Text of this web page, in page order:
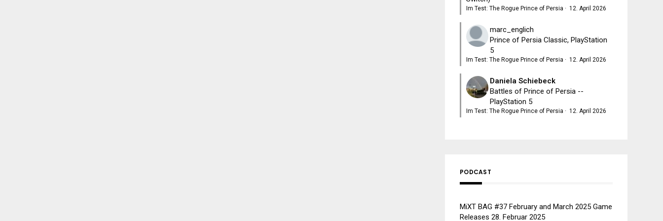
Im Test: The Rogue Prince of Persia · 12. April 2026
marc_englich
Prince of Persia Classic, PlayStation
5
Im Test: The Rogue Prince of Persia · 12. April 2026
Daniela Schiebeck
Battles of Prince of Persia --
PlayStation 5
Im Test: The Rogue Prince of Persia · 12. April 2026
PODCAST
MiXT BAG #37 February and March 2025 Game
Releases 28. Februar 2025